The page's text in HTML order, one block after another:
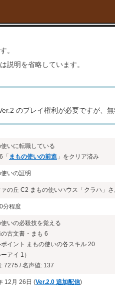
。
説明を省略しています。
のプレイ権利が必要ですが、
使いに転職している
「 まもの使いの前進 」をクリア済み
使いの証明
ァの丘 C2 まもの使いハウス「クラハ」さ
分程度
使いの必殺技を覚える
古文書・まも 6
ポイント まもの使いの各スキル 20
ーアイ 1）
7275 / 名声値: 137
12月 26日 (Ver.2.0 追加配信)